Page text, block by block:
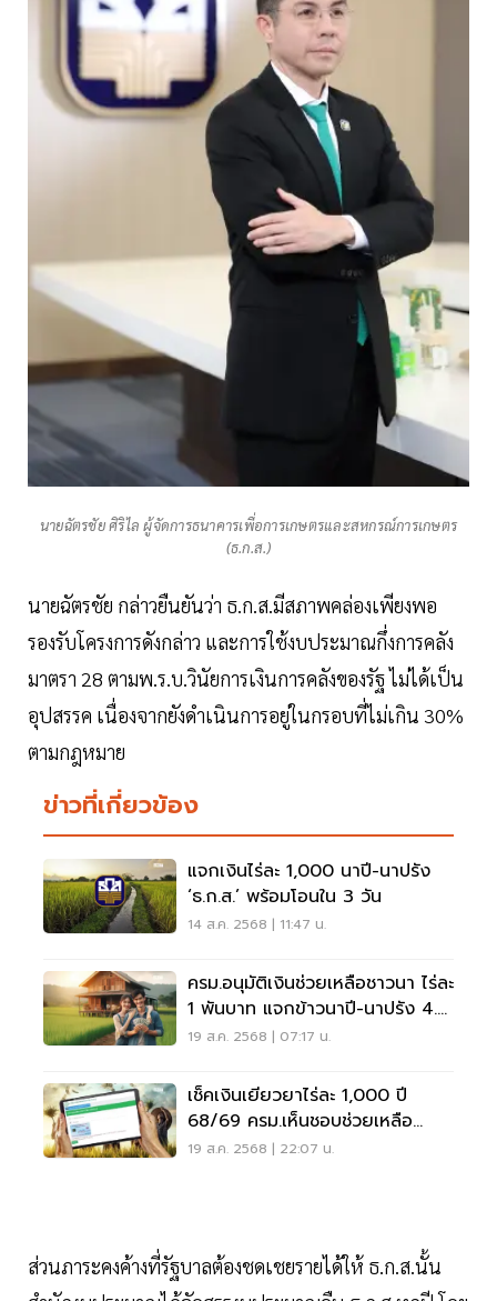
นายฉัตรชัย ศิริไล ผู้จัดการธนาคารเพื่อการเกษตรและสหกรณ์การเกษตร
(ธ.ก.ส.)
นายฉัตรชัย กล่าวยืนยันว่า ธ.ก.ส.มีสภาพคล่องเพียงพอ
รองรับโครงการดังกล่าว และการใช้งบประมาณกึ่งการคลัง
มาตรา 28 ตามพ.ร.บ.วินัยการเงินการคลังของรัฐ ไม่ได้เป็น
อุปสรรค เนื่องจากยังดำเนินการอยู่ในกรอบที่ไม่เกิน 30%
ตามกฎหมาย
ข่าวที่เกี่ยวข้อง
แจกเงินไร่ละ 1,000 นาปี-นาปรัง
‘ธ.ก.ส.’ พร้อมโอนใน 3 วัน
14 ส.ค. 2568 | 11:47 น.
ครม.อนุมัติเงินช่วยเหลือชาวนา ไร่ละ
1 พันบาท แจกข้าวนาปี-นาปรัง 4.5
หมื่นล้าน
19 ส.ค. 2568 | 07:17 น.
เช็คเงินเยียวยาไร่ละ 1,000 ปี
68/69 ครม.เห็นชอบช่วยเหลือ
เกษตรกร
19 ส.ค. 2568 | 22:07 น.
ส่วนภาระคงค้างที่รัฐบาลต้องชดเชยรายได้ให้ ธ.ก.ส.นั้น